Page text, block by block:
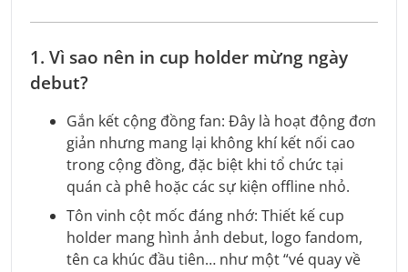
1. Vì sao nên in cup holder mừng ngày
debut?
Gắn kết cộng đồng fan: Đây là hoạt động đơn
giản nhưng mang lại không khí kết nối cao
trong cộng đồng, đặc biệt khi tổ chức tại
quán cà phê hoặc các sự kiện offline nhỏ.
Tôn vinh cột mốc đáng nhớ: Thiết kế cup
holder mang hình ảnh debut, logo fandom,
tên ca khúc đầu tiên… như một “vé quay về